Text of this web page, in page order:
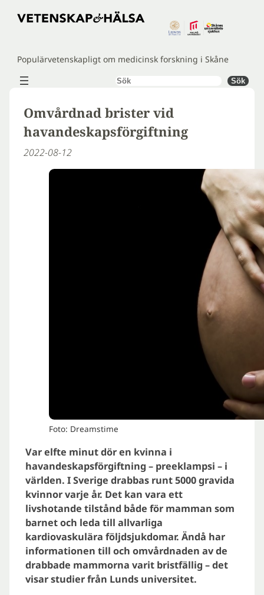
Hoppa
Populärvetenskapligt om medicinsk forskning i Skåne
Sök Sök
Omvårdnad brister vid
havandeskapsförgiftning
2022-08-12
Foto: Dreamstime
Var elfte minut dör en kvinna i
havandeskapsförgiftning – preeklampsi – i
världen. I Sverige drabbas runt 5000 gravida
kvinnor varje år. Det kan vara ett
livshotande tilstånd både för mamman som
barnet och leda till allvarliga
kardiovaskulära följdsjukdomar. Ändå har
informationen till och omvårdnaden av de
drabbade mammorna varit bristfällig – det
visar studier från Lunds universitet.